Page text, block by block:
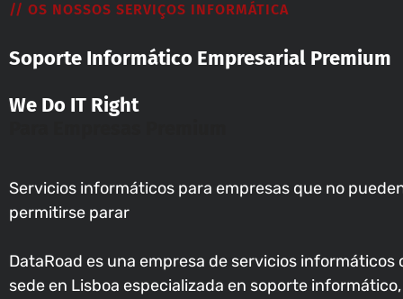
// OS NOSSOS SERVIÇOS INFORMÁTICA
Soporte Informático Empresarial Premium
We Do IT Right
Servicios informáticos para empresas que no
permitirse parar
DataRoad es una empresa de servicios informáticos
sede en Lisboa especializada en soporte informático,